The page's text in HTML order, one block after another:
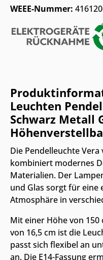
WEEE-Nummer:
Leuchten
Schwarz Metall
Die Pendelleuchte
kombiniert modernes
Materialien. Der
und Glas sorgt für eine
Atmosphäre in
Mit einer Höhe von
von 16,5 cm ist die
passt sich flexibel an
an. Die E14-Fassung